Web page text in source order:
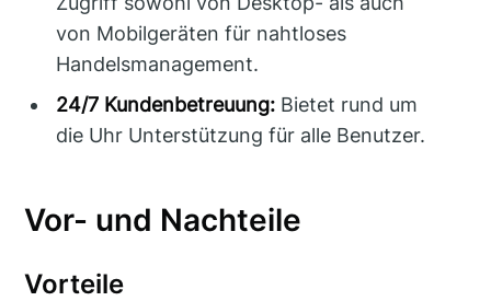
von Mobilgeräten für nahtloses
Handelsmanagement.
24/7 Kundenbetreuung: Bietet rund um
die Uhr Unterstützung für alle Benutzer.
Vor- und Nachteile
Vorteile